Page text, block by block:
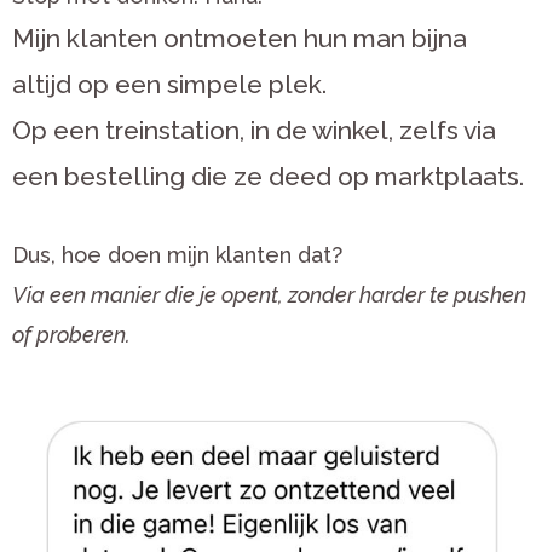
Mijn klanten ontmoeten hun man bijna
altijd op een simpele plek.
Op een treinstation, in de winkel, zelfs via
een bestelling die ze deed op marktplaats.
Dus, hoe doen mijn klanten dat?
Via een manier die je opent, zonder harder te pushen
of proberen.